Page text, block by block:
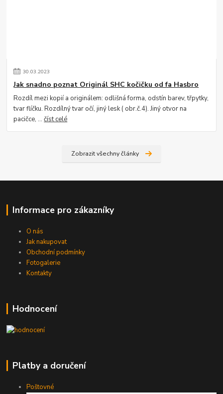
30.03.2023
Jak snadno poznat Originál SHC kočičku od fa Hasbro
Rozdíl mezi kopií a originálem: odlišná forma, odstín barev, třpytky,
tvar flíčku. Rozdílný tvar očí, jiný lesk ( obr.č.4). Jiný otvor na
pacičce, ...číst celé
Zobrazit všechny články
Informace pro zákazníky
O nás
Jak nakupovat
Obchodní podmínky
Fotogalerie
Kontakty
Hodnocení
Platby a doručení
Poštovné